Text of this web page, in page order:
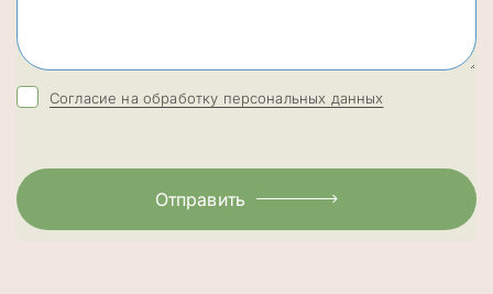
Согласие на обработку персональных данных
Отправить